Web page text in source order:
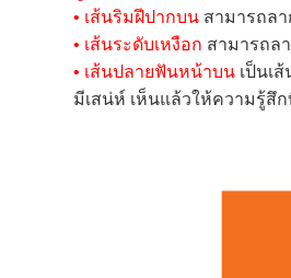
• เส้นริมฝีปากบน สามารถล
• เส้นระดับเหงือก สามารถล
• เส้นปลายฟันหน้าบน เป็นเ
มีเสน่ห์ เห็นแล้วให้ความรู้สึ